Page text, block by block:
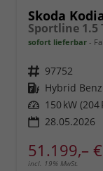
Skoda
sofort lieferbar
Fahrzeugnr. 97752
Kraftstoff Hybrid
Leistung 150 kW (204
28.05.2026
51.199,– €
incl. 19% MwSt.